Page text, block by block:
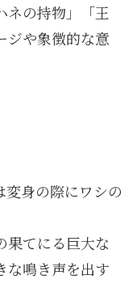
ネの持物」「王
ジや象徴的な意
身の際にワシの
果てにる巨大な
な鳴き声を出す